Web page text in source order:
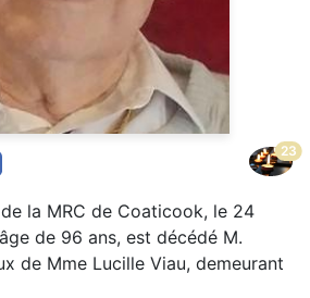
23
la MRC de Coaticook, le 24
de 96 ans, est décédé M.
de Mme Lucille Viau, demeurant